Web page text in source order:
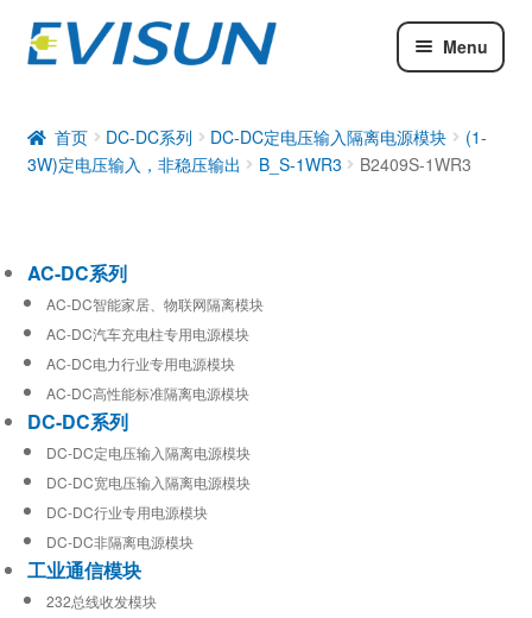
Menu
DC-DC系列
工业通信模块
首页 DC-DC系列 DC-DC定电压输入隔离电源模块
(1-
3W)定电压输入，非稳压输出
B_S-1WR3 B2409S-1WR3
AC-DC系列
AC-DC智能家居、物联网隔离模块
AC-DC汽车充电柱专用电源模块
AC-DC电力行业专用电源模块
AC-DC高性能标准隔离电源模块
DC-DC系列
DC-DC定电压输入隔离电源模块
DC-DC宽电压输入隔离电源模块
DC-DC行业专用电源模块
DC-DC非隔离电源模块
工业通信模块
232总线收发模块